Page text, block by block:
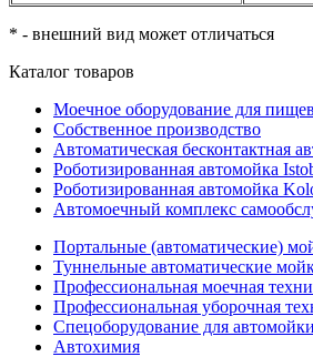
* - внешний вид может отличаться
Каталог товаров
Моечное оборудование для
Собственное производство
Автоматическая бесконтактная
Роботизированная автомойка
Роботизированная автомойка
Автомоечный комплекс
Портальные (автоматические)
Туннельные автоматические
Профессиональная моечная
Профессиональная уборочная
Спецоборудование для автомойки
Автохимия